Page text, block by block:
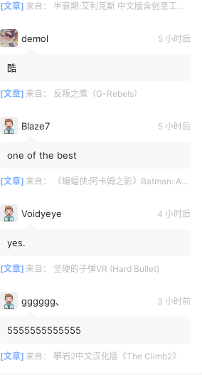
[文章] 来自： 半衰期:艾利克斯 中文版含创意工坊地图（Half-Life: Alyx）
demol 5 小时后
酷
[文章] 来自： 反叛之鹰（G-Rebels）
Blaze7 5 小时后
one of the best
[文章] 来自： 《蝙蝠侠:阿卡姆之影》Batman: Arkham Shadow
Voidyeye 4 小时后
yes.
[文章] 来自： 坚硬的子弹VR (Hard Bullet)
gggggg、 3 小时前
5555555555555
[文章] 来自： 攀岩2中文汉化版《The Climb2》